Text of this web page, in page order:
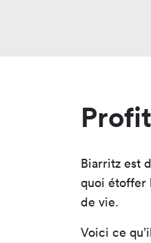
Biarritz est
quoi étoffer
de vie.
Voici ce